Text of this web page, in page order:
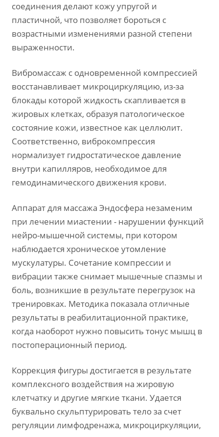
соединения делают кожу упругой и
пластичной, что позволяет бороться с
возрастными изменениями разной степени
выраженности.
Вибромассаж с одновременной компрессией
восстанавливает микроциркуляцию, из-за
блокады которой жидкость скапливается в
жировых клетках, образуя патологическое
состояние кожи, известное как целлюлит.
Соответственно, виброкомпрессия
нормализует гидростатическое давление
внутри капилляров, необходимое для
гемодинамического движения крови.
Аппарат для массажа Эндосфера незаменим
при лечении миастении - нарушении функций
нейро-мышечной системы, при котором
наблюдается хроническое утомление
мускулатуры. Сочетание компрессии и
вибрации также снимает мышечные спазмы и
боль, возникшие в результате перегрузок на
тренировках. Методика показала отличные
результаты в реабилитационной практике,
когда наоборот нужно повысить тонус мышц в
постоперационный период.
Коррекция фигуры достигается в результате
комплексного воздействия на жировую
клетчатку и другие мягкие ткани. Удается
буквально скульптурировать тело за счет
регуляции лимфодренажа, микроциркуляции,